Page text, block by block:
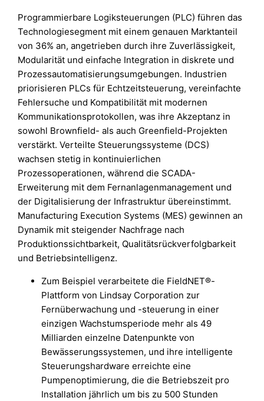
Programmierbare Logiksteuerungen (PLC) führen das
Technologiesegment mit einem genauen Marktanteil
von 36% an, angetrieben durch ihre Zuverlässigkeit,
Modularität und einfache Integration in diskrete und
Prozessautomatisierungsumgebungen. Industrien
priorisieren PLCs für Echtzeitsteuerung, vereinfachte
Fehlersuche und Kompatibilität mit modernen
Kommunikationsprotokollen, was ihre Akzeptanz in
sowohl Brownfield- als auch Greenfield-Projekten
verstärkt. Verteilte Steuerungssysteme (DCS)
wachsen stetig in kontinuierlichen
Prozessoperationen, während die SCADA-
Erweiterung mit dem Fernanlagenmanagement und
der Digitalisierung der Infrastruktur übereinstimmt.
Manufacturing Execution Systems (MES) gewinnen an
Dynamik mit steigender Nachfrage nach
Produktionssichtbarkeit, Qualitätsrückverfolgbarkeit
und Betriebsintelligenz.
Zum Beispiel verarbeitete die FieldNET®-
Plattform von Lindsay Corporation zur
Fernüberwachung und -steuerung in einer
einzigen Wachstumsperiode mehr als 49
Milliarden einzelne Datenpunkte von
Bewässerungssystemen, und ihre intelligente
Steuerungshardware erreichte eine
Pumpenoptimierung, die die Betriebszeit pro
Installation jährlich um bis zu 500 Stunden